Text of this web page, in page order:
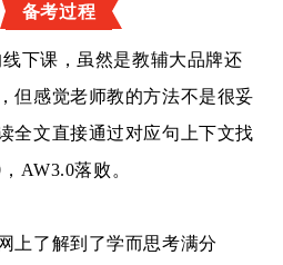
备考过程
下课，虽然是教辅大品牌还
但感觉老师教的方法不是很妥
全文直接通过对应句上下文找
AW3.0落败。
上了解到了学而思考满分